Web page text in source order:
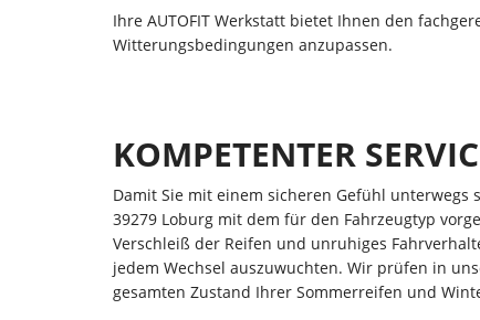
Ihre AUTOFIT Werkstatt bietet Ihnen den
Witterungsbedingungen anzupassen.
KOMPETENTER
Damit Sie mit einem sicheren Gefühl unterwegs
39279 Loburg mit dem für den Fahrzeugtyp
Verschleiß der Reifen und unruhiges
jedem Wechsel auszuwuchten. Wir prüfen in
gesamten Zustand Ihrer Sommerreifen und